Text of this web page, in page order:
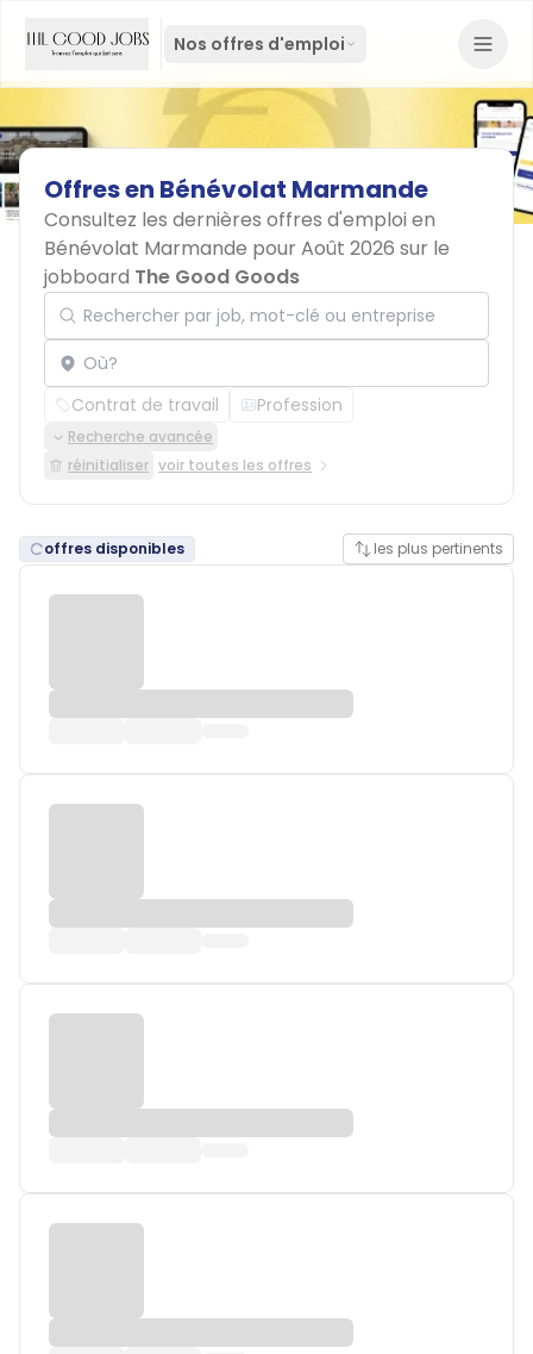
Nos offres d'emploi
Offresen Bénévolat Marmande
Consultez les dernières offres d'emploi en
Bénévolat Marmande pour Août 2026 sur le
jobboard The Good Goods
Rechercher par job, mot-clé ou entreprise
Localisation
Contrat de travail Profession
Recherche avancée
réinitialiser voir toutes les offres
offres disponibles les plus pertinents